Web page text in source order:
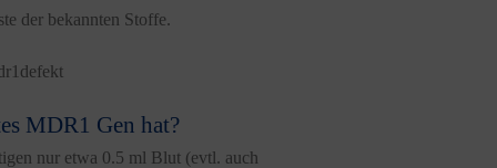
der bekannten Stoffe.
MDR1 Gen hat?
nur etwa 0.5 ml Blut (evtl. auch